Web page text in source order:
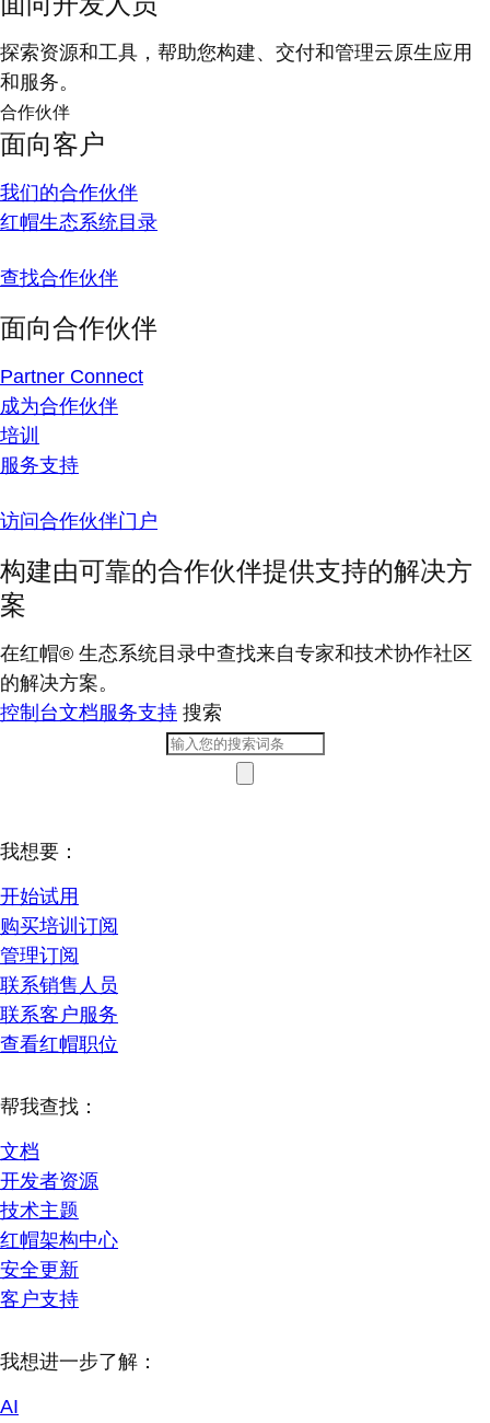
探索资源和工具，帮助您构建、交付和管理云原生应用
和服务。
合作伙伴
面向客户
我们的合作伙伴
红帽生态系统目录
查找合作伙伴
面向合作伙伴
Partner Connect
成为合作伙伴
培训
服务支持
访问合作伙伴门户
构建由可靠的合作伙伴提供支持的解决方
案
在红帽® 生态系统目录中查找来自专家和技术协作社区
的解决方案。
控制台文档服务支持 搜索
我想要：
开始试用
购买培训订阅
管理订阅
联系销售人员
联系客户服务
查看红帽职位
帮我查找：
文档
开发者资源
技术主题
红帽架构中心
安全更新
客户支持
我想进一步了解：
AI